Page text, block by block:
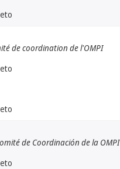
de coordination de l'OMPI
de Coordinación de la OMPI